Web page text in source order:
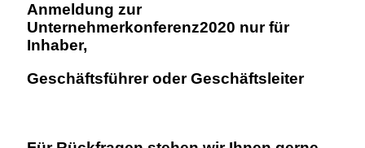
Anmeldung zur
Unternehmerkonferenz2020 nur für
Inhaber,
Geschäftsführer oder Geschäftsleiter